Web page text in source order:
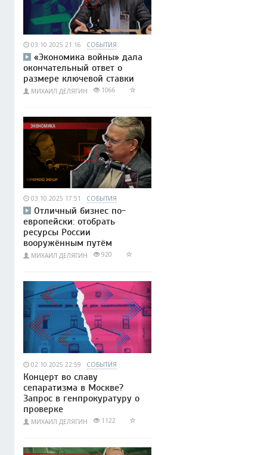
03.10.2025 21:16 СОБЫТИЯ
«Экономика войны» дала
окончательный ответ о
размере ключевой ставки
МИХАИЛ ДЕЛЯГИН 1066
03.10.2025 17:51 СОБЫТИЯ
Отличный бизнес по-
европейски: отобрать
ресурсы России
вооружённым путём
МИХАИЛ ДЕЛЯГИН 920
02.10.2025 22:59 СОБЫТИЯ
Концерт во славу
сепаратизма в Москве?
Запрос в генпрокуратуру о
проверке
МИХАИЛ ДЕЛЯГИН 1122